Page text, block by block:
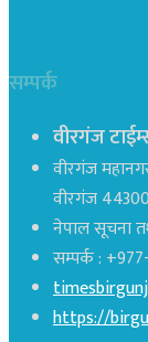
सम्पर्क
वीरगंज
वीरगंज
वीरगंज
नेपाल सूचना
सम्पर्क :
https://